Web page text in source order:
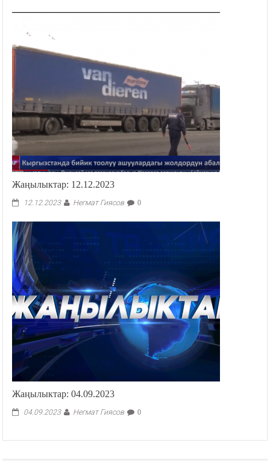
Жаңылыктар: 12.12.2023
12.12.2023 Негмат Гиясов 0
Жаңылыктар: 04.09.2023
04.09.2023 Негмат Гиясов 0